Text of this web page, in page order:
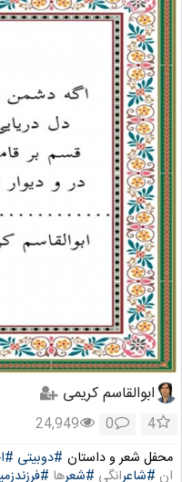
ابوالقاسم کریمی
4
0
24,949
محفل شعر و داستان #دوبیتی
ان #شاعرانگی #شعرها